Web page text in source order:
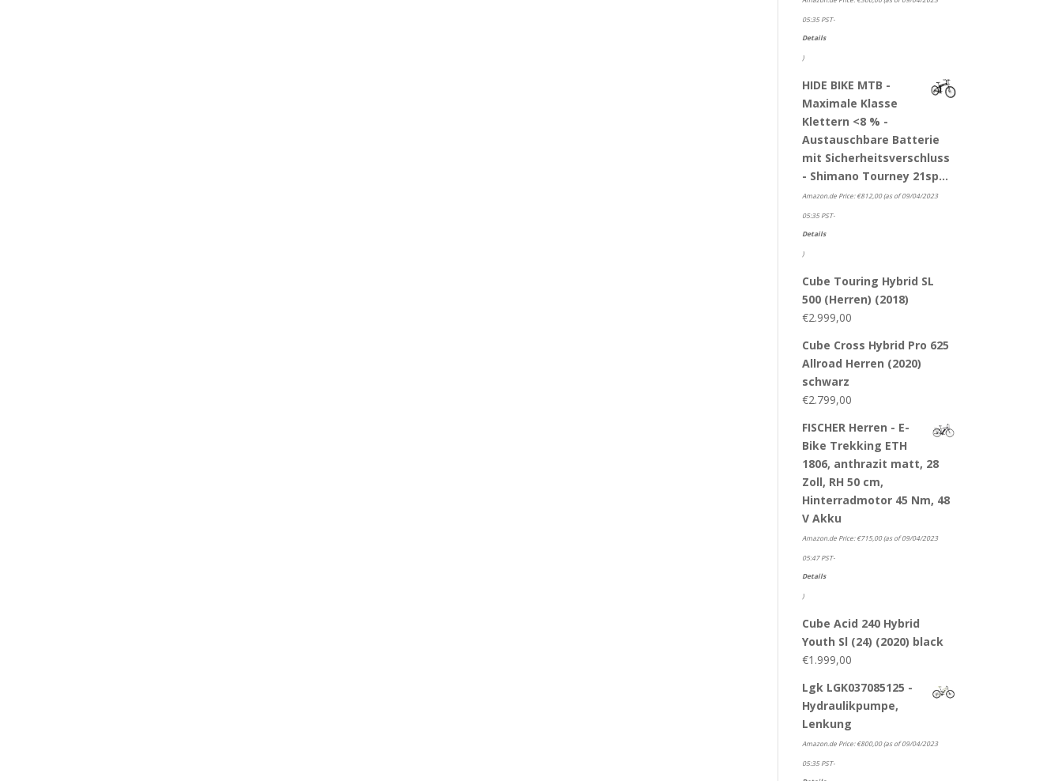
05:35 PST-
Details
)
HIDE BIKE MTB -
Maximale Klasse
Klettern <8 % -
Austauschbare Batterie
mit Sicherheitsverschluss
- Shimano Tourney 21sp…
Amazon.de Price:€812,00(as of 09/04/2023
05:35 PST-
Details
)
Cube Touring Hybrid SL
500 (Herren) (2018)
€2.999,00
Cube Cross Hybrid Pro 625
Allroad Herren (2020)
schwarz
€2.799,00
FISCHER Herren - E-
Bike Trekking ETH
1806, anthrazit matt, 28
Zoll, RH 50 cm,
Hinterradmotor 45 Nm, 48
V Akku
Amazon.de Price:€715,00(as of 09/04/2023
05:47 PST-
Details
)
Cube Acid 240 Hybrid
Youth Sl (24) (2020) black
€1.999,00
Lgk LGK037085125 -
Hydraulikpumpe,
Lenkung
Amazon.de Price:€800,00(as of 09/04/2023
05:35 PST-